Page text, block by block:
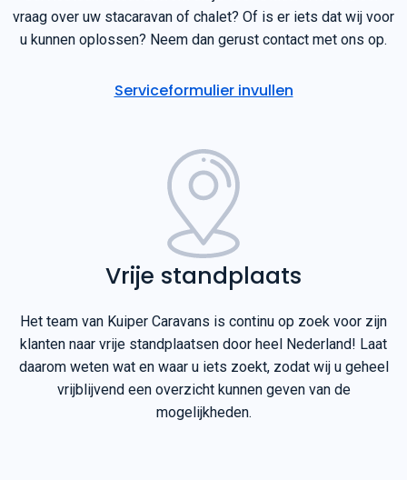
serviceteam staat daarom altijd voor u klaar! Heeft u een
vraag over uw stacaravan of chalet? Of is er iets dat wij voor
Vrije standplaats
Het team van Kuiper Caravans is continu op zoek voor zijn
klanten naar vrije standplaatsen door heel Nederland! Laat
daarom weten wat en waar u iets zoekt, zodat wij u geheel
vrijblijvend een overzicht kunnen geven van de